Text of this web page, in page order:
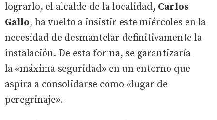
lograrlo, el alcalde de la localidad, Carlos
Gallo, ha vuelto a insistir este miércoles en la
necesidad de desmantelar definitivamente la
instalación. De esta forma, se garantizaría
la «máxima seguridad» en un entorno que
aspira a consolidarse como «lugar de
peregrinaje».